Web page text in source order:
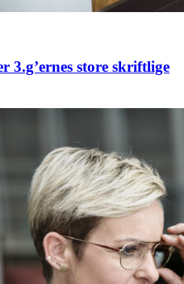
3.g’ernes store skriftlige